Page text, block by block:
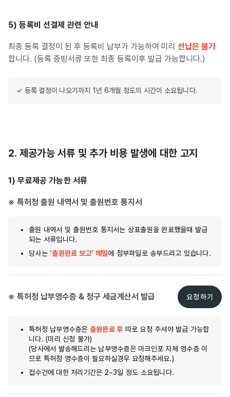
5) 등록비 선결제 관련 안내
최종 등록 결정이 된 후 등록비 납부가 가능하여 미리 선납은 불가
합니다. (등록 증빙서류 또한 최종 등록이후 발급 가능합니다.)
✓ 등록 결정이 나오기까지 1년 6개월 정도의 시간이 소요됩니다.
2. 제공가능 서류 및 추가 비용 발생에 대한 고지
1) 무료제공 가능한 서류
※ 특허청 출원 내역서 및 출원번호 통지서
출원 내역서 및 출원번호 통지서는 상표출원을 완료했을때 발급
되는 서류입니다.
당사는 ‘출원완료 보고’ 메일에 첨부파일로 송부드리고 있습니다.
※ 특허청 납부영수증 & 청구 세금계산서 발급 요청하기
특허청 납부영수증은 출원완료 후 따로 요청 주셔야 발급 가능합
니다. (미리 신청 불가)
(당사에서 발송해드리는 납부영수증은 마크인포 자체 영수증 이
므로 특허청 영수증이 필요하실경우 요청해주세요.)
접수건에 대한 처리기간은 2~3일 정도 소요됩니다.